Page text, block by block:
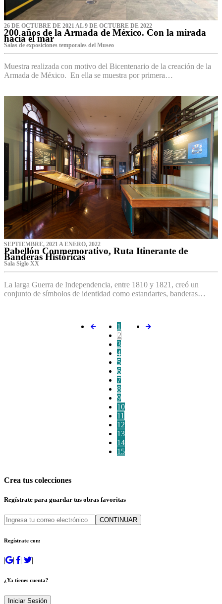
26 DE OCTUBRE DE 2021 AL 9 DE OCTUBRE DE 2022
200 años de la Armada de México. Con la mirada
hacia el mar
Salas de exposiciones temporales del Museo‌
Muestra realizada con motivo del Bicentenario de la creación de la
Armada de México. En ella se muestra por primera…
SEPTIEMBRE, 2021 A ENERO, 2022
Pabellón Conmemorativo, Ruta Itinerante de
Banderas Históricas
Sala Siglo XX
La larga Guerra de Independencia, entre 1810 y 1821, creó un
conjunto de símbolos de identidad como estandartes, banderas…
1
2
3
4
5
6
7
8
9
10
11
12
13
14
15
Crea tus colecciones
Regístrate para guardar tus obras favoritas
CONTINUAR
Regístrate con:
| | | |
¿Ya tienes cuenta?
Iniciar Sesión